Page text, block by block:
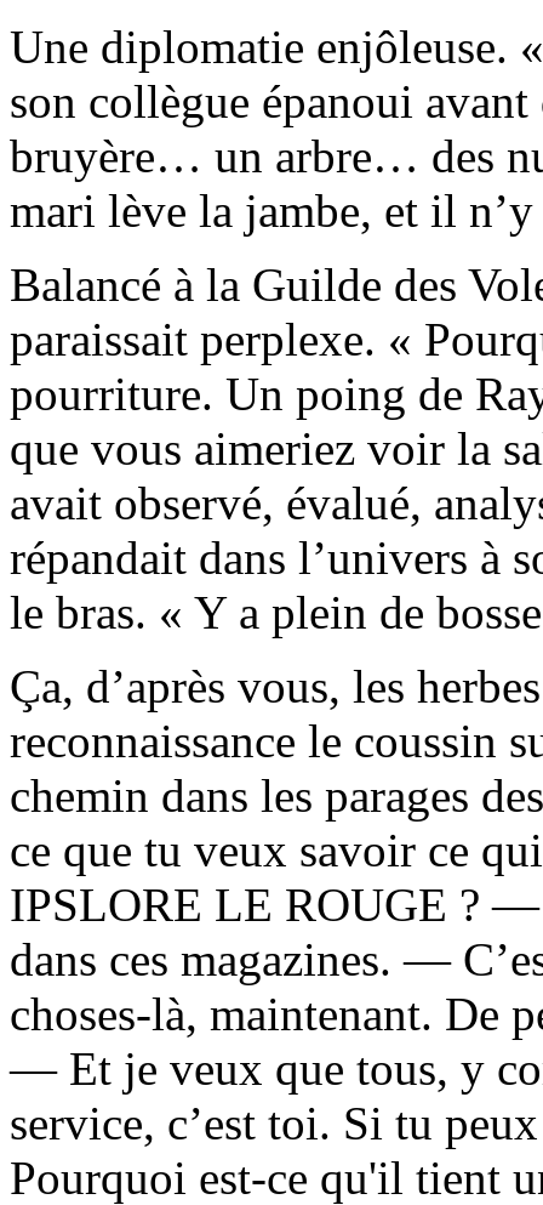
Une diplomatie enjôleuse.
son collègue épanoui
bruyère… un arbre… des
mari lève la jambe, et il
Balancé à la Guilde des
paraissait perplexe. «
pourriture. Un poing de
que vous aimeriez voir la
avait observé, évalué,
répandait dans l’univers à
le bras. « Y a plein de
Ça, d’après vous, les
reconnaissance le coussin
chemin dans les parages
ce que tu veux savoir ce
IPSLORE LE ROUGE ? —
dans ces magazines. —
choses-là, maintenant. De
— Et je veux que tous, y
service, c’est toi. Si tu
Pourquoi est-ce qu'il tient